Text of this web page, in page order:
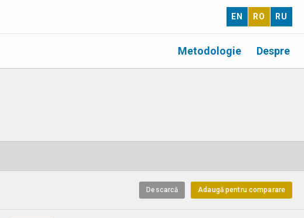
EN RO RU
Despre
Metodologie
Adaugă pentru comparare
Descarcă